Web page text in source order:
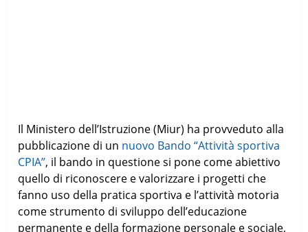
Il Ministero dell’Istruzione (Miur) ha provveduto alla
pubblicazione di un nuovo Bando “Attività sportiva
CPIA”, il bando in questione si pone come abiettivo
quello di riconoscere e valorizzare i progetti che
fanno uso della pratica sportiva e l’attività motoria
come strumento di sviluppo dell’educazione
permanente e della formazione personale e sociale,